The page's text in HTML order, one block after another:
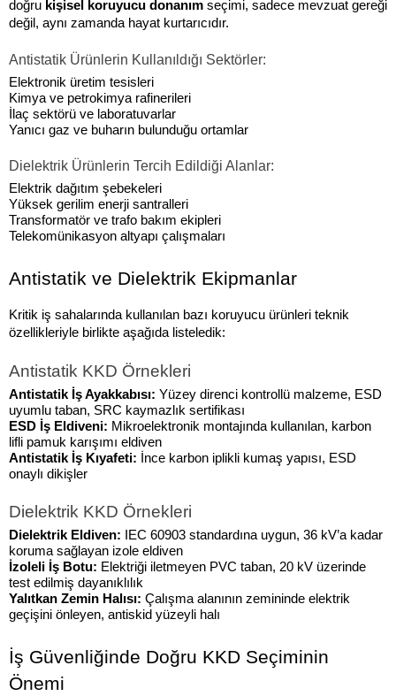
doğru kişisel koruyucu donanım seçimi, sadece mevzuat gereği
değil, aynı zamanda hayat kurtarıcıdır.
Antistatik Ürünlerin Kullanıldığı Sektörler:
Elektronik üretim tesisleri
Kimya ve petrokimya rafinerileri
İlaç sektörü ve laboratuvarlar
Yanıcı gaz ve buharın bulunduğu ortamlar
Dielektrik Ürünlerin Tercih Edildiği Alanlar:
Elektrik dağıtım şebekeleri
Yüksek gerilim enerji santralleri
Transformatör ve trafo bakım ekipleri
Telekomünikasyon altyapı çalışmaları
Antistatik ve Dielektrik Ekipmanlar
Kritik iş sahalarında kullanılan bazı koruyucu ürünleri teknik
özellikleriyle birlikte aşağıda listeledik:
Antistatik KKD Örnekleri
Antistatik İş Ayakkabısı: Yüzey direnci kontrollü malzeme, ESD
uyumlu taban, SRC kaymazlık sertifikası
ESD İş Eldiveni: Mikroelektronik montajında kullanılan, karbon
lifli pamuk karışımı eldiven
Antistatik İş Kıyafeti: İnce karbon iplikli kumaş yapısı, ESD
onaylı dikişler
Dielektrik KKD Örnekleri
Dielektrik Eldiven:
IEC 60903 standardına uygun, 36 kV’a kadar
koruma sağlayan izole eldiven
İzoleli İş Botu: Elektriği iletmeyen PVC taban, 20 kV üzerinde
test edilmiş dayanıklılık
Yalıtkan Zemin Halısı: Çalışma alanının zemininde elektrik
geçişini önleyen, antiskid yüzeyli halı
İş Güvenliğinde Doğru KKD Seçiminin
Önemi